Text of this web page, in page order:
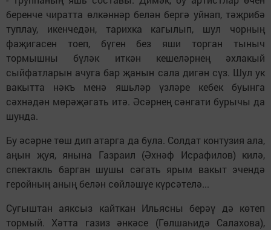
беренче чиратта өлкәннәр белән бергә уйнап, тәҗрибә
туплау, икенчедән, тарихка кагылып, шул чорның
фаҗигасен тоеп, бүген без яши торган тыныч
тормышны бүләк иткән кешеләрнең әхлакый
сыйфатларын ачуга бар җанын сала дигән сүз. Шул ук
вакытта нәкъ менә яшьләр үзләре кебек буынга
сәхнәдән мөрәҗәгать итә. Әсәрнең сәнгати бурычы да
шунда.
Бу әсәрне төш дип атарга да була. Солдат контузия ала,
аңын җуя, янына Газраил (Әхнәф Исрафилов) килә,
спектакль барган шушы сәгать ярым вакыт эчендә
геройның аның белән сөйләшүе күрсәтелә...
Сугыштан аяксыз кайткан Ильясны берәү дә көтеп
тормый. Хәтта газиз әнкәсе (Гөлшаһидә Салахова),